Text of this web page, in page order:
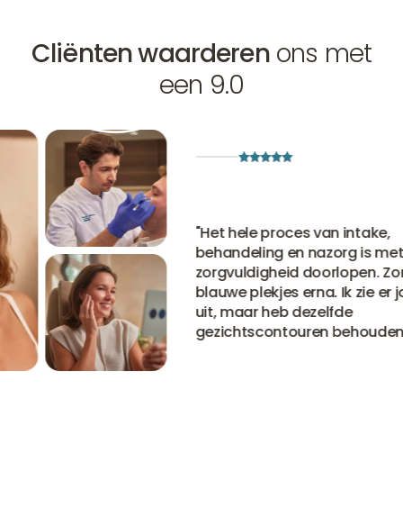
Cliënten waarderenons met
een 9.0
Het hele proces van intake,
behandeling en nazorg is
zorgvuldigheid doorlopen.
blauwe plekjes erna. Ik zie er
uit, maar heb dezelfde
gezichtscontouren behouden"